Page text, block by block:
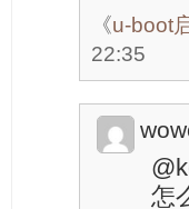
《u-boot
22:35
怎